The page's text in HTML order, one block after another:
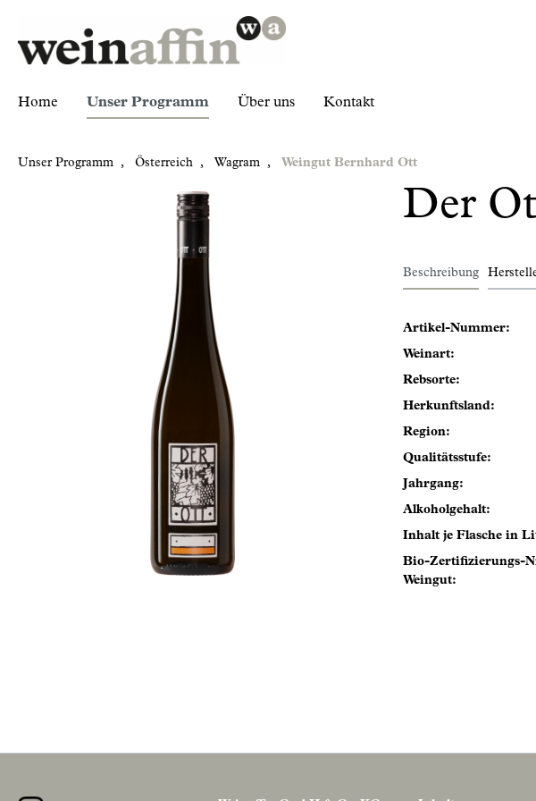
Home Unser Programm Über uns Kontakt
Zur Kategorie Unser Programm
Weingut Bernhard Ott
Unser Programm , Österreich , Wagram , Weingut Bernhard Ott
Der
Beschreibung
Artikel-Nummer:
Weinart:
Rebsorte:
Herkunftsland:
Region:
Qualitätsstufe:
Jahrgang:
Alkoholgehalt:
Inhalt je Flasche in
Bio-Zertifizierungs-
Weingut: